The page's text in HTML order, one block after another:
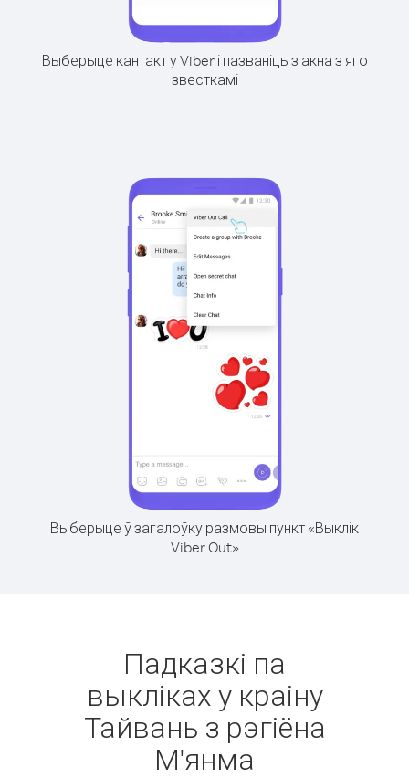
Выберыце кантакт у Viber і пазваніць з акна з яго
звесткамі
Выберыце ў загалоўку размовы пункт «Выклік
Viber Out»
Падказкі па
выкліках у краіну
Тайвань з рэгіёна
М'янма